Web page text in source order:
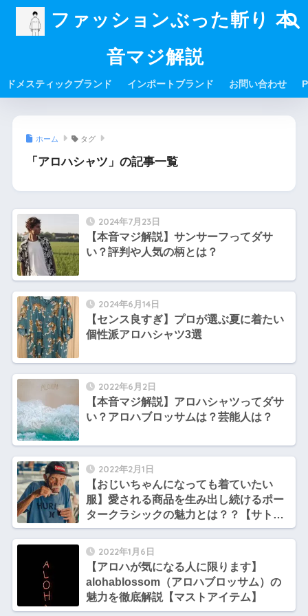
ファッションぶった斬り 本
音マジ解説
ドメスティックブランド インポートブランド お問い合わせ
ホーム タグ
「アロハシャツ」の記事一覧
2024年7月23日
【本音マジ解説】サンサーフってダサ
い？評判や人気の柄とは？
2024年6月14日
【センス良すぎ】プロが選ぶ夏に着たい
個性派アロハシャツ3選
2022年6月2日
【本音マジ解説】アロハシャツってダサ
い？アロハブロッサムは？芸能人は？
2022年2月1日
【おじいちゃんになっても着ていたい
服】愛される商品を生み出し続けるポー
タークラシックの魅力とは？？【サトシ
とヒロシのブランド談義】
2022年1月6日
【アロハが気になる人に限ります】
alohablossom（アロハブロッサム）の
魅力を徹底解説【マストアイテム】